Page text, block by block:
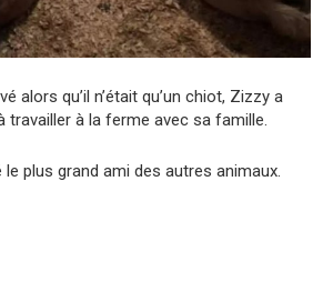
alors qu’il n’était qu’un chiot, Zizzy a
travailler à la ferme avec sa famille.
le plus grand ami des autres animaux.